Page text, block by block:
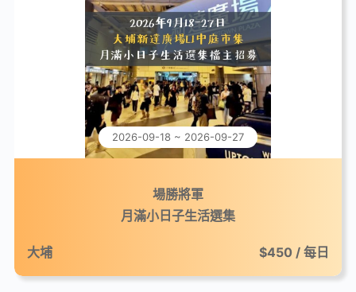
2026-09-18 ~ 2026-09-27
場勝將軍
月滿小日子生活選集
大埔 $450 / 每日